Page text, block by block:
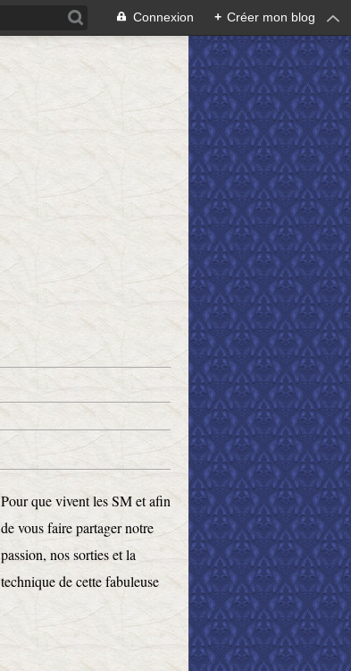
Connexion + Créer mon blog
Pour que vivent les SM et afin
de vous faire partager notre
passion, nos sorties et la
technique de cette fabuleuse